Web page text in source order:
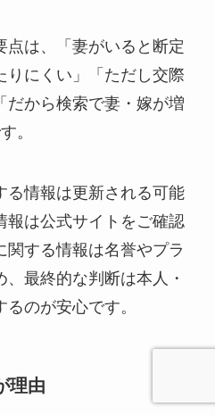
点は、「妻がいると断定
りにくい」「ただし交際
だから検索で妻・嫁が増
。
る情報は更新される可能
報は公式サイトをご確認
関する情報は名誉やプラ
最終的な判断は本人・
のが安心です。
理由